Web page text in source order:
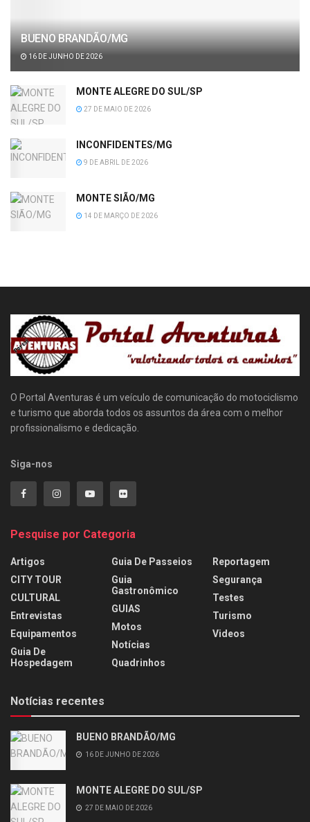
BUENO BRANDÃO/MG
16 DE JUNHO DE 2026
MONTE ALEGRE DO SUL/SP
27 DE MAIO DE 2026
INCONFIDENTES/MG
9 DE ABRIL DE 2026
MONTE SIÃO/MG
14 DE MARÇO DE 2026
O Portal Aventuras é um veículo de comunicação do motociclismo
e turismo que aborda todos os assuntos da área com o melhor
profissionalismo e dedicação.
Siga-nos
Pesquise por Categoria
Artigos
CITY TOUR
CULTURAL
Entrevistas
Equipamentos
Guia De
Hospedagem
Guia De Passeios
Guia
Gastronômico
GUIAS
Motos
Notícias
Quadrinhos
Reportagem
Segurança
Testes
Turismo
Videos
Notícias recentes
BUENO BRANDÃO/MG
16 DE JUNHO DE 2026
MONTE ALEGRE DO SUL/SP
27 DE MAIO DE 2026